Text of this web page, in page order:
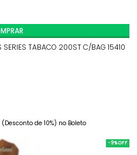
SERIES TABACO 200ST C/BAG 15410
(Desconto de 10%) no Boleto
-9%